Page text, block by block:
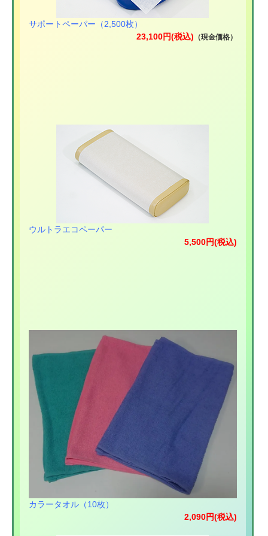
サポートペーパー（2,500枚）
23,100円(税込) （現金価格）
ウルトラエコペーパー
5,500円(税込)
カラータオル（10枚）
2,090円(税込)